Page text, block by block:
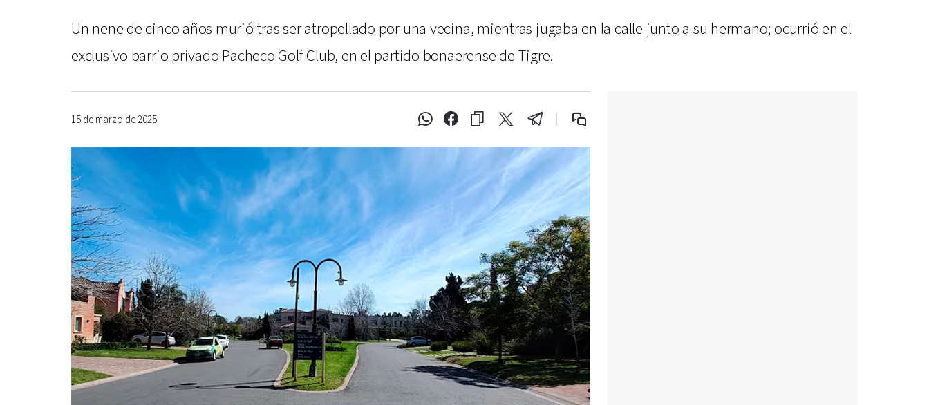
Un nene de cinco años murió tras ser atropellado por una vecina, mientras jugaba en la calle junto a su hermano; ocurrió en el
exclusivo barrio privado Pacheco Golf Club, en el partido bonaerense de Tigre.
15 de marzo de 2025